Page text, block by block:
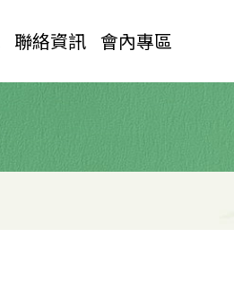
聯絡資訊 會內專區